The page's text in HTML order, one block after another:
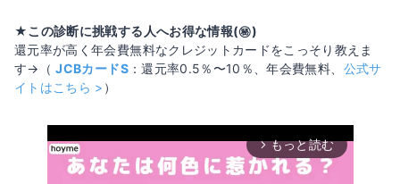
★この診断に挑戦する人へお得な情報(㊙️)
還元率が高く年会費無料なクレジットカードをこっそり教えま
す→（JCBカードS：還元率0.5％〜10％、年会費無料、 公式サ
イトはこちら > ）
arrow_forward_ios もっと読む